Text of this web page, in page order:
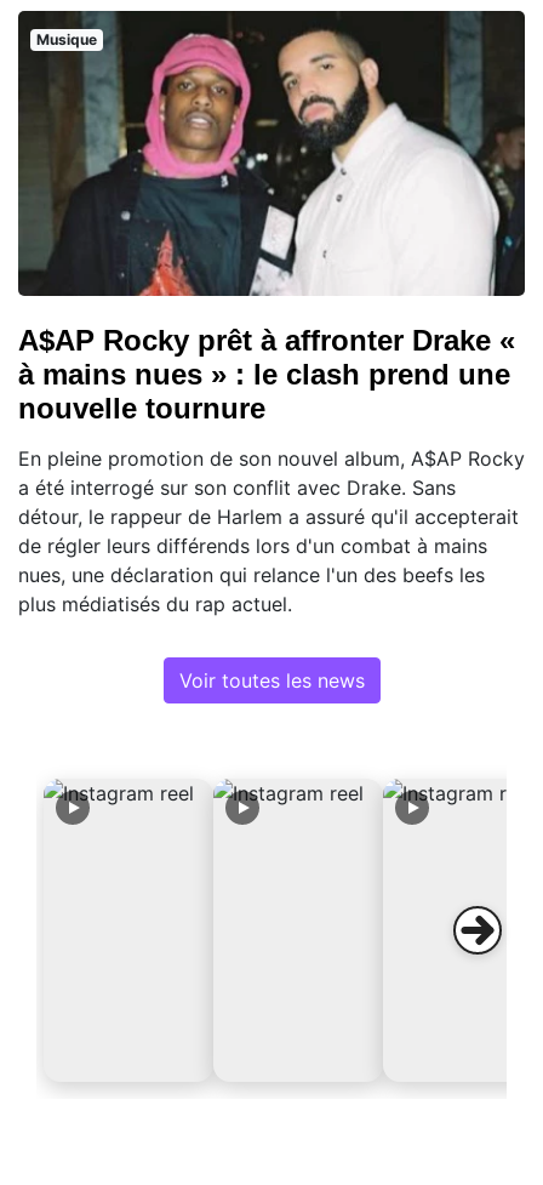
Musique
A$AP Rocky prêt à affronter Drake «
à mains nues » : le clash prend une
nouvelle tournure
En pleine promotion de son nouvel album, A$AP Rocky
a été interrogé sur son conflit avec Drake. Sans
détour, le rappeur de Harlem a assuré qu'il accepterait
de régler leurs différends lors d'un combat à mains
nues, une déclaration qui relance l'un des beefs les
plus médiatisés du rap actuel.
Voir toutes les news